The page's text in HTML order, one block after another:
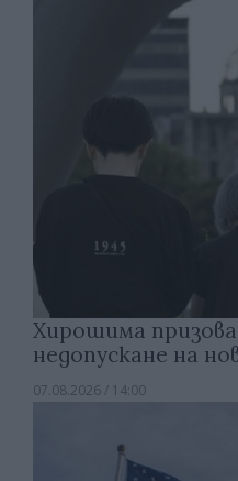
Хирошима
недопускане на
07.08.2026 / 14:00